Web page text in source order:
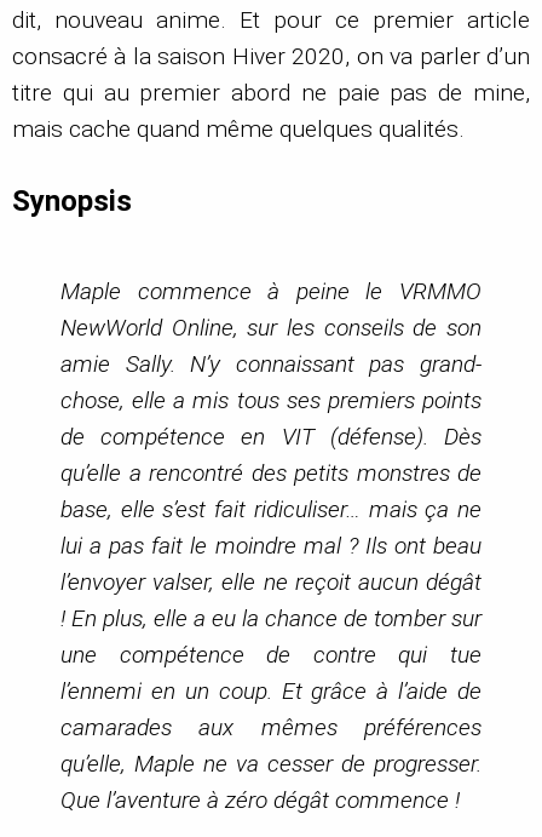
dit, nouveau anime. Et pour ce premier article
consacré à la saison Hiver 2020, on va parler d’un
titre qui au premier abord ne paie pas de mine,
mais cache quand même quelques qualités.
Synopsis
Maple commence à peine le VRMMO
NewWorld Online, sur les conseils de son
amie Sally. N’y connaissant pas grand-
chose, elle a mis tous ses premiers points
de compétence en VIT (défense). Dès
qu’elle a rencontré des petits monstres de
base, elle s’est fait ridiculiser… mais ça ne
lui a pas fait le moindre mal ? Ils ont beau
l’envoyer valser, elle ne reçoit aucun dégât
! En plus, elle a eu la chance de tomber sur
une compétence de contre qui tue
l’ennemi en un coup. Et grâce à l’aide de
camarades aux mêmes préférences
qu’elle, Maple ne va cesser de progresser.
Que l’aventure à zéro dégât commence !